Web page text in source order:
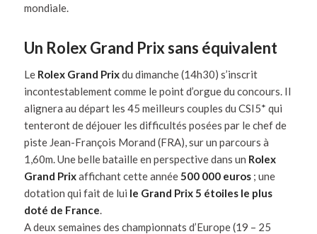
mondiale.
Un Rolex Grand Prix sans équivalent
Le Rolex Grand Prixdu dimanche (14h30) s’inscrit
incontestablement comme le point d’orgue du concours. Il
alignera au départ les 45 meilleurs couples du CSI5* qui
tenteront de déjouer les difficultés posées par le chef de
piste Jean-François Morand (FRA), sur un parcours à
1,60m. Une belle bataille en perspective dans un Rolex
Grand Prixaffichant cette année 500 000 euros; une
dotation qui fait de lui le Grand Prix 5 étoiles le plus
doté de France
A deux semaines des championnats d’Europe (19 – 25